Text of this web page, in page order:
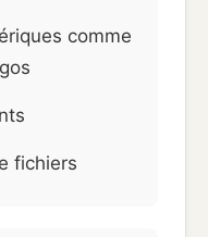
comme
fichiers